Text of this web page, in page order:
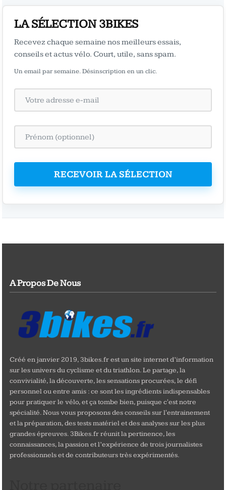
LA SÉLECTION 3BIKES
Recevez chaque semaine nos meilleurs essais,
conseils et actus vélo. Court, utile, sans spam.
Un email par semaine. Désinscription en un clic.
RECEVOIR LA SÉLECTION
A Propos De Nous
Créé en janvier 2019, 3bikes.fr est un site internet d’information
sur les univers du cyclisme et du triathlon. Le partage, la
convivialité, la découverte, les sensations procurées, le défi
personnel ou entre amis : ce sont les ingrédients indispensables
pour pratiquer le vélo, et ça tombe bien, puisque c'est notre
spécialité. Nous vous proposons des conseils sur l'entrainement
et la préparation, des tests matériel et des analyses sur les plus
grandes épreuves. 3Bikes.fr réunit la pertinence, les
connaissances, la passion et l’expérience de trois journalistes
professionnels et de contributeurs très expérimentés.